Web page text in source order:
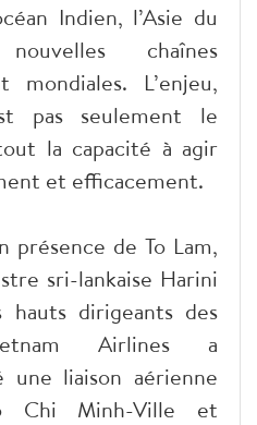
Indien, l’Asie du
chaînes
mondiales. L’enjeu,
pas seulement le
la capacité à agir
et efficacement.
présence de To Lam,
sri-lankaise Harini
hauts dirigeants des
Airlines a
une liaison aérienne
Chi Minh-Ville et